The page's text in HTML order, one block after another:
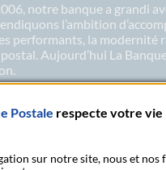
notre banque a grandi
l’ambition
performants, la modernité
Aujourd’hui La
plus sur nos
Postale respecte votre vie
sur notre site, nous et